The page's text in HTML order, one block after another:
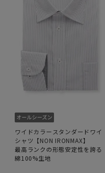
ワイドカラースタンダードワイ
シャツ【NON IRONMAX】
最高ランクの形態安定性を誇る
綿100%生地